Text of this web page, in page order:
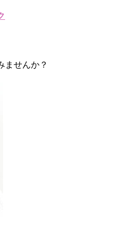
ませんか？